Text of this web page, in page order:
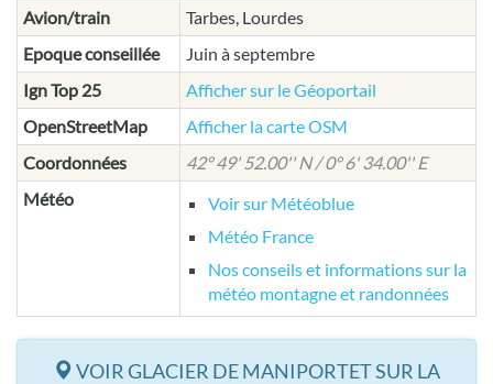
Avion/train
Tarbes, Lourdes
Epoque conseillée
Juin à septembre
Ign Top 25
Afficher sur le Géoportail
OpenStreetMap
Afficher la carte OSM
Coordonnées
42° 49' 52.00'' N / 0° 6' 34.00'' E
Météo
Voir sur Météoblue
Météo France
Nos conseils et informations sur la
météo montagne et randonnées
VOIR GLACIER DE MANIPORTET SUR LA